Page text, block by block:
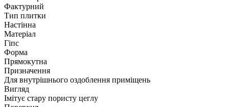
Фактурний
Тип плитки
Настінна
Матеріал
Гіпс
Форма
Прямокутна
Призначення
Для внутрішнього оздоблення приміщень
Вигляд
Імітує стару пористу цеглу